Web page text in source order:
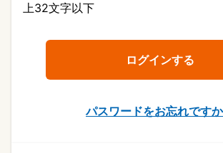
上32文字以下
パスワードをお忘れです